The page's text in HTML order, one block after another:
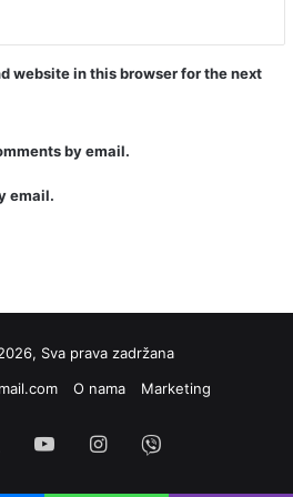
website in this browser for the next
by email.
email.
Sva prava zadržana
O nama Marketing
YouTubeInstagram
Viber